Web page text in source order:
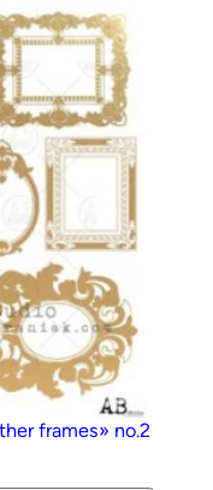
frames» no.2